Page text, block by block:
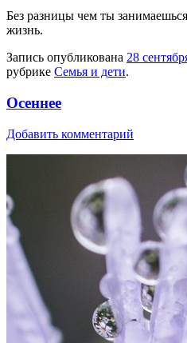
Без разницы чем ты
жизнь.
Запись опубликована 28
рубрике Семья и дети.
Осеннее
Добавить комментарий